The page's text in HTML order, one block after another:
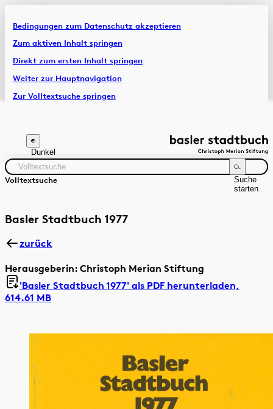
Bedingungen zum Datenschutz akzeptieren
Zum aktiven Inhalt springen
Direkt zum ersten Inhalt springen
Weiter zur Hauptnavigation
Zur Volltextsuche springen
Artikel & Dossiers
Chronik
Dunkel
Volltextsuche
Suche
starten
Zeitraum Autor:in
Basler Stadtbuch 1977
zurück
Herausgeberin: Christoph Merian Stiftung
'Basler Stadtbuch 1977' als PDF herunterladen,
614.61 MB